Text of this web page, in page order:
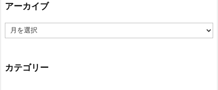
アーカイブ
ー
ブ
カテゴリー